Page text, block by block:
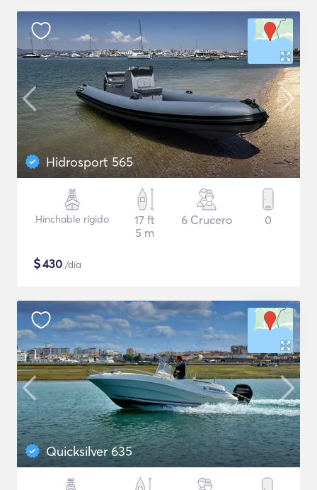
Hidrosport 565
Hinchable rígido
17 ft
5 m
6 Crucero 0
$430 /día
Quicksilver 635